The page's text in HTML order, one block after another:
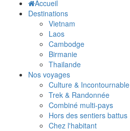
Accueil
Destinations
Vietnam
Laos
Cambodge
Birmanie
Thailande
Nos voyages
Culture & Incontournable
Trek & Randonnée
Combiné multi-pays
Hors des sentiers battus
Chez l'habitant